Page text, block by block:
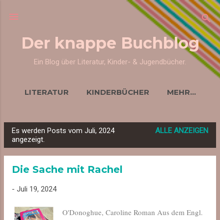
Direkt zum Hauptbereich
Der knappe Buchblog
Ein Blog über Literatur, Kinder- & Jugendbücher.
LITERATUR KINDERBÜCHER MEHR…
o
Es werden Posts vom Juli, 2024
angezeigt.
ALLE ANZEIGEN
Die Sache mit Rachel
- Juli 19, 2024
O'Donoghue, Caroline Roman Aus dem Engl.